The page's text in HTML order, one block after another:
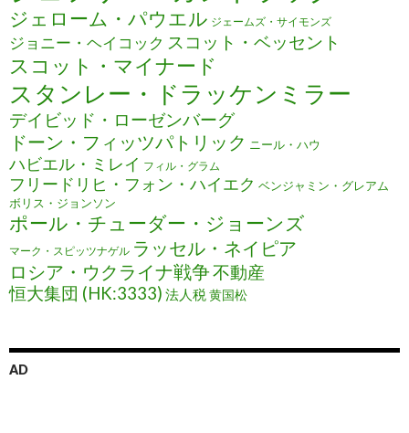
ジェローム・パウエル ジェームズ・サイモンズ
ジョニー・ヘイコック スコット・ベッセント
スコット・マイナード
スタンレー・ドラッケンミラー
デイビッド・ローゼンバーグ
ドーン・フィッツパトリック ニール・ハウ
ハビエル・ミレイ フィル・グラム
フリードリヒ・フォン・ハイエク ベンジャミン・グレアム
ボリス・ジョンソン
ポール・チューダー・ジョーンズ
マーク・スピッツナゲル ラッセル・ネイピア
ロシア・ウクライナ戦争不動産
恒大集団 (HK:3333) 法人税黄国松
AD